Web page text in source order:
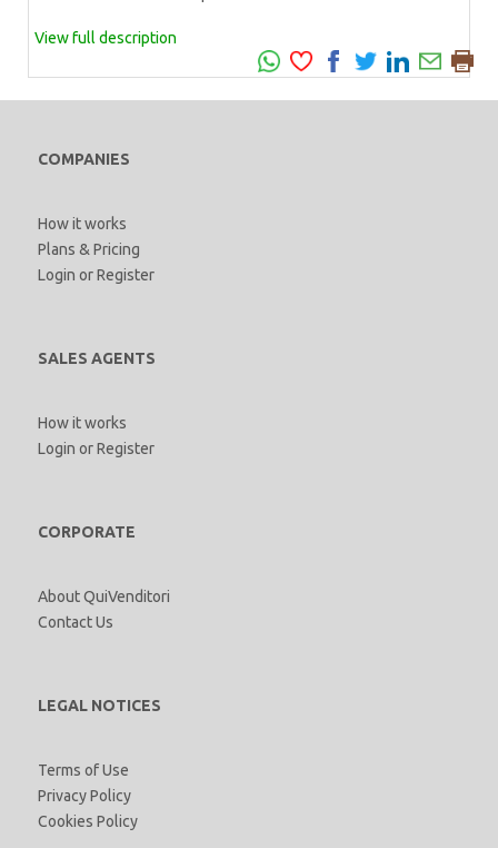
View full description
COMPANIES
How it works
Plans & Pricing
Login orRegister
SALES AGENTS
How it works
Login orRegister
CORPORATE
About QuiVenditori
Contact Us
LEGAL NOTICES
Terms of Use
Privacy Policy
Cookies Policy